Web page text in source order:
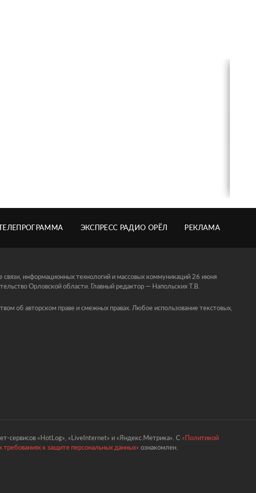
ЭКСПРЕСС РАДИО ОРЁЛ РЕКЛАМА
информационных технологий и массовых коммуникаций 26 июня
Орловской области. Главный редактор — Напольских Т.В.
об авторском праве и смежных правах. Любое использование текстовых,
сервисов «HotLog», «LiveInternet» и «Яндекс.Метрика». С«Политикой
к защите персональных данных»ознакомлен.